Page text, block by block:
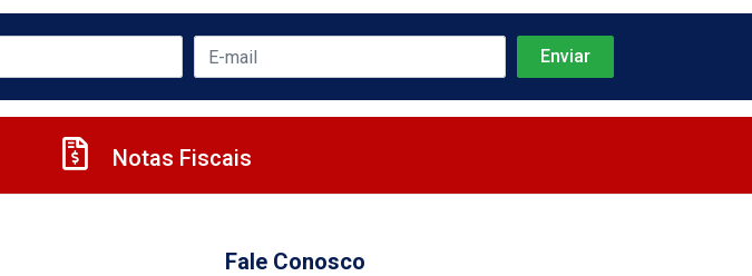
Notas Fiscais
Fale Conosco